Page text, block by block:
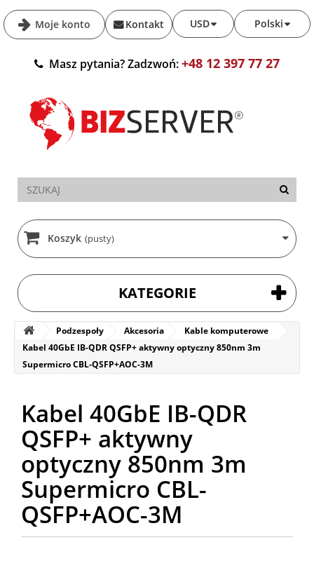
Moje konto Polski
USD
Kontakt
Masz pytania? Zadzwoń:+48 12 397 77 27
Koszyk (pusty)
KATEGORIE
Podzespoły Akcesoria
Kable komputerowe
Kabel 40GbE IB-QDR QSFP+ aktywny optyczny 850nm 3m
Supermicro CBL-QSFP+AOC-3M
Kabel 40GbE IB-QDR
QSFP+ aktywny
optyczny 850nm 3m
Supermicro CBL-
QSFP+AOC-3M